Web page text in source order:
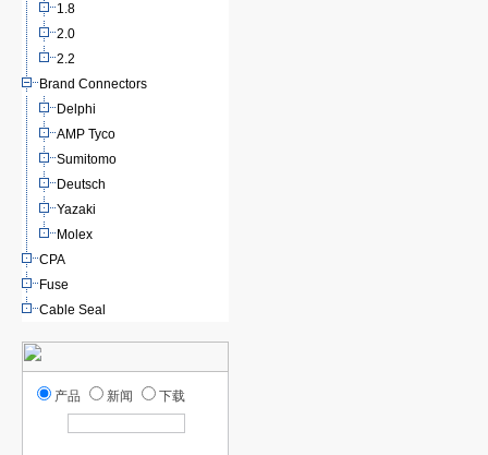
1.8
2.0
2.2
Brand Connectors
Delphi
AMP Tyco
Sumitomo
Deutsch
Yazaki
Molex
CPA
Fuse
Cable Seal
产品 新闻 下载